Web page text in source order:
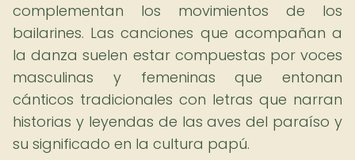
complementan los movimientos de los
bailarines. Las canciones que acompañan a
la danza suelen estar compuestas por voces
masculinas y femeninas que entonan
cánticos tradicionales con letras que narran
historias y leyendas de las aves del paraíso y
su significado en la cultura papú.